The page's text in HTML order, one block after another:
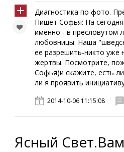
Диагностика по фото.
Пишет Софья: На
именно - в пресловутом
любовницы. Наша
ее разрешить-никто уже
жертвы. Посмотрите,
Софья)и скажите, есть
ли я проявить
2014-10-06 11:15:08
Ясный